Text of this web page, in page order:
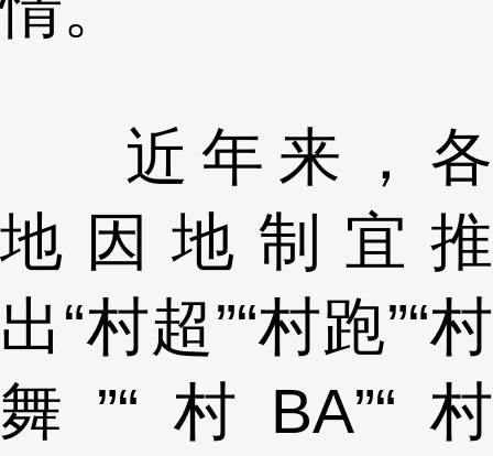
近年来，各
地因地制宜推
出“村超”“村跑”“村
舞”“村BA”“村